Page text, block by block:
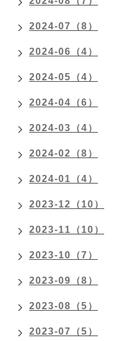
2024-07（8）
2024-06（4）
2024-05（4）
2024-04（6）
2024-03（4）
2024-02（8）
2024-01（4）
2023-12（10）
2023-11（10）
2023-10（7）
2023-09（8）
2023-08（5）
2023-07（5）